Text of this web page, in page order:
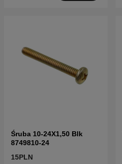
Śruba 10-24X1,50 Blk
8749810-24
15PLN